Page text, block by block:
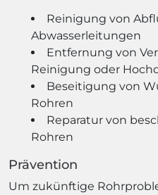
Reinigung von
Abwasserleitungen
Entfernung von
Reinigung oder
Beseitigung von
Rohren
Reparatur von
Rohren
Prävention
Um zukünftige